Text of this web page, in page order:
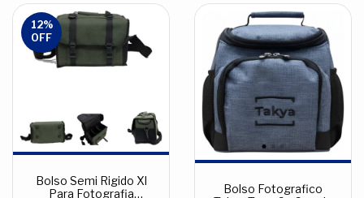
12%
OFF
Bolso Semi Rigido Xl
Para Fotografia
Bolso Fotografico